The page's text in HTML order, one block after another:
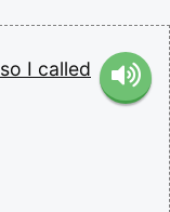
so I called